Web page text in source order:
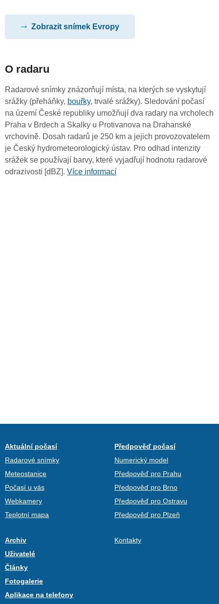
Zobrazit snímek Evropy
O radaru
Radarové snímky znázorňují místa, na kterých se vyskytují
srážky (přeháňky, bouřky, trvalé srážky). Sledování počasí
na území České republiky umožňují dva radary na vrcholech
Praha v Brdech a Skalky u Protivanova na Drahanské
vrchovině. Dosah radarů je 250 km a jejich provozovatelem
je Český hydrometeorologický ústav. Pro odhad intenzity
srážek se používají barvy, které vyjadřují hodnotu radarové
odrazivosti [dBZ]. Více informací
Aktuální počasí
Radarové snímky
Meteostanice
Počasí u vás
Webkamery
Teplotní mapa
Předpověď počasí
Numerický model
Předpověď pro Prahu
Předpověď pro Brno
Předpověď pro Ostravu
Předpověď pro Plzeň
Archiv
Uživatelé
Články
Fotogalerie
Aplikace na telefony
Kontakty